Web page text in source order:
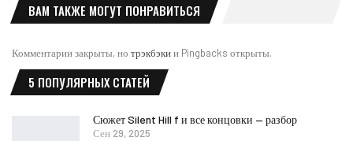
ВАМ ТАКЖЕ МОГУТ ПОНРАВИТЬСЯ
Комментарии закрыты, но трэкбэкии Pingbacks открыты.
5 ПОПУЛЯРНЫХ СТАТЕЙ
Сюжет Silent Hill f и все концовки — разбор
Сен 29, 2025